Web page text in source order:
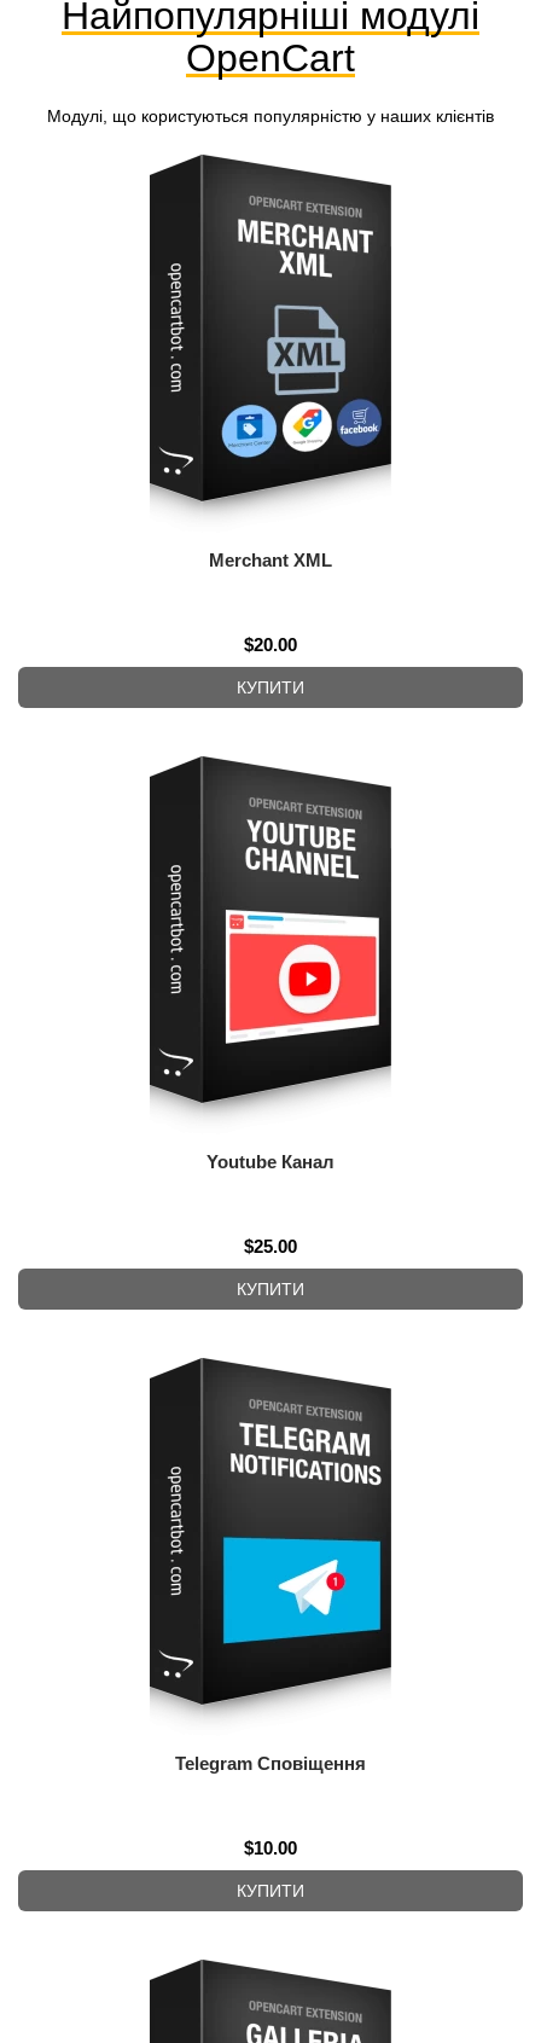
Найпопулярніші модулі
OpenCart
Модулі, що користуються популярністю у наших клієнтів
Merchant XML
$20.00
КУПИТИ
Youtube Канал
$25.00
КУПИТИ
Telegram Сповіщення
$10.00
КУПИТИ